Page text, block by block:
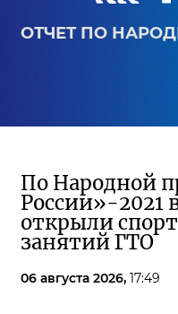
ОТЧЕТ ПО
По Народной
России»-2021
открыли
занятий ГТО
06 августа 2026, 17:49